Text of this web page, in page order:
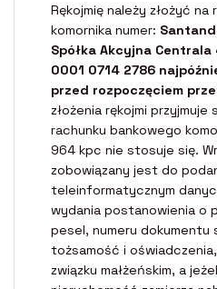
Rękojmię należy złożyć na
komornika numer:
Spółka Akcyjna
0001 0714 2786
przed rozpoczęciem
złożenia rękojmi przyjmuje
rachunku bankowego
964 kpc nie stosuje się.
zobowiązany jest do
teleinformatycznym
wydania postanowienia o
pesel, numeru
tożsamość i
związku małżeńskim, a